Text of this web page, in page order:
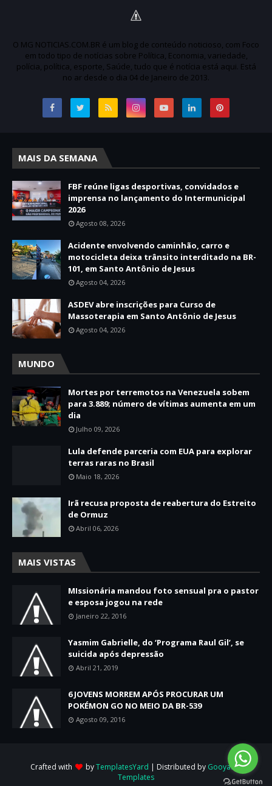
O MG NOTICIAS.COM.BR é um blog de conteúdo noticioso, com Foco
em todo tipo de notícias sobre Política, Economia, variedade,
polícia, política, esporte, Saúde, tudo que é notícia está aqui. Está
no ar desde o dia 04 de Janeiro de 2013.
MAIS DA SEMANA
FBF reúne ligas desportivas, convidados e
imprensa no lançamento do Intermunicipal
2026
Agosto 08, 2026
Acidente envolvendo caminhão, carro e
motocicleta deixa trânsito interditado na BR-
101, em Santo Antônio de Jesus
Agosto 04, 2026
ASDEV abre inscrições para Curso de
Massoterapia em Santo Antônio de Jesus
Agosto 04, 2026
MUNDO
Mortes por terremotos na Venezuela sobem
para 3.889; número de vítimas aumenta em um
dia
Julho 09, 2026
Lula defende parceria com EUA para explorar
terras raras no Brasil
Maio 18, 2026
Irã recusa proposta de reabertura do Estreito
de Ormuz
Abril 06, 2026
MAIS VISTAS
MIssionária mandou foto sensual pra o pastor
e esposa jogou na rede
Janeiro 22, 2016
Yasmim Gabrielle, do ‘Programa Raul Gil’, se
suicida após depressão
Abril 21, 2019
6 JOVENS MORREM APÓS PROCURAR UM
POKÉMON GO NO MEIO DA BR-539
Agosto 09, 2016
Crafted with byTemplatesYard | Distributed by Gooyaabi
Templates